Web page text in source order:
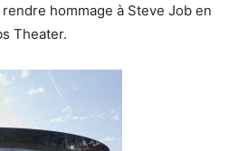
rendre hommage à Steve Job en
Theater.